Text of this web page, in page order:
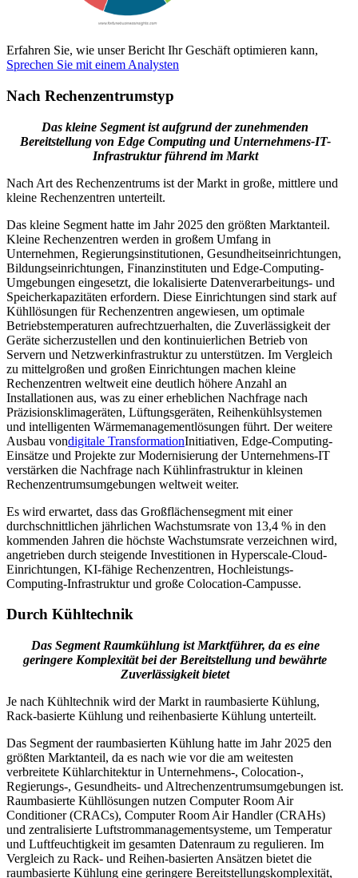
Erfahren Sie, wie unser Bericht Ihr Geschäft optimieren kann,
Sprechen Sie mit einem Analysten
Nach Rechenzentrumstyp
Das kleine Segment ist aufgrund der zunehmenden
Bereitstellung von Edge Computing und Unternehmens-IT-
Infrastruktur führend im Markt
Nach Art des Rechenzentrums ist der Markt in große, mittlere und
kleine Rechenzentren unterteilt.
Das kleine Segment hatte im Jahr 2025 den größten Marktanteil.
Kleine Rechenzentren werden in großem Umfang in
Unternehmen, Regierungsinstitutionen, Gesundheitseinrichtungen,
Bildungseinrichtungen, Finanzinstituten und Edge-Computing-
Umgebungen eingesetzt, die lokalisierte Datenverarbeitungs- und
Speicherkapazitäten erfordern. Diese Einrichtungen sind stark auf
Kühllösungen für Rechenzentren angewiesen, um optimale
Betriebstemperaturen aufrechtzuerhalten, die Zuverlässigkeit der
Geräte sicherzustellen und den kontinuierlichen Betrieb von
Servern und Netzwerkinfrastruktur zu unterstützen. Im Vergleich
zu mittelgroßen und großen Einrichtungen machen kleine
Rechenzentren weltweit eine deutlich höhere Anzahl an
Installationen aus, was zu einer erheblichen Nachfrage nach
Präzisionsklimageräten, Lüftungsgeräten, Reihenkühlsystemen
und intelligenten Wärmemanagementlösungen führt. Der weitere
Ausbau vondigitale TransformationInitiativen, Edge-Computing-
Einsätze und Projekte zur Modernisierung der Unternehmens-IT
verstärken die Nachfrage nach Kühlinfrastruktur in kleinen
Rechenzentrumsumgebungen weltweit weiter.
Es wird erwartet, dass das Großflächensegment mit einer
durchschnittlichen jährlichen Wachstumsrate von 13,4 % in den
kommenden Jahren die höchste Wachstumsrate verzeichnen wird,
angetrieben durch steigende Investitionen in Hyperscale-Cloud-
Einrichtungen, KI-fähige Rechenzentren, Hochleistungs-
Computing-Infrastruktur und große Colocation-Campusse.
Durch Kühltechnik
Das Segment Raumkühlung ist Marktführer, da es eine
geringere Komplexität bei der Bereitstellung und bewährte
Zuverlässigkeit bietet
Je nach Kühltechnik wird der Markt in raumbasierte Kühlung,
Rack-basierte Kühlung und reihenbasierte Kühlung unterteilt.
Das Segment der raumbasierten Kühlung hatte im Jahr 2025 den
größten Marktanteil, da es nach wie vor die am weitesten
verbreitete Kühlarchitektur in Unternehmens-, Colocation-,
Regierungs-, Gesundheits- und Altrechenzentrumsumgebungen ist.
Raumbasierte Kühllösungen nutzen Computer Room Air
Conditioner (CRACs), Computer Room Air Handler (CRAHs)
und zentralisierte Luftstrommanagementsysteme, um Temperatur
und Luftfeuchtigkeit im gesamten Datenraum zu regulieren. Im
Vergleich zu Rack- und Reihen-basierten Ansätzen bietet die
raumbasierte Kühlung eine geringere Bereitstellungskomplexität,